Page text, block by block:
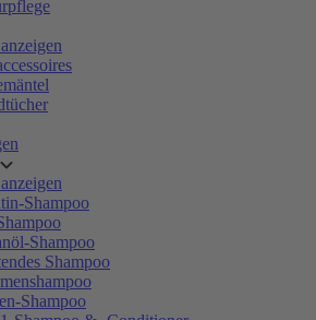
Shampoo
Shampoo
Shampoo
Shampoo